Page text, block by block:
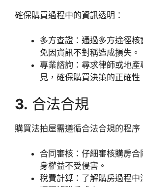
確保購買過程中的資訊透明：
多方查證：通過多方途徑
免因資訊不對稱造成損失。
專業諮詢：尋求律師或地產
見，確保購買決策的正確性
3. 合法合規
購買法拍屋需遵循合法合規的程序
合同審核：仔細審核購房合
身權益不受侵害。
稅費計算：了解購房過程中